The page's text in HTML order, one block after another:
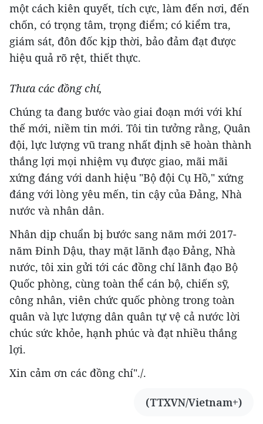
một cách kiên quyết, tích cực, làm đến nơi, đến
chốn, có trọng tâm, trọng điểm; có kiểm tra,
giám sát, đôn đốc kịp thời, bảo đảm đạt được
hiệu quả rõ rệt, thiết thực.
Thưa các đồng chí,
Chúng ta đang bước vào giai đoạn mới với khí
thế mới, niềm tin mới. Tôi tin tưởng rằng, Quân
đội, lực lượng vũ trang nhất định sẽ hoàn thành
thắng lợi mọi nhiệm vụ được giao, mãi mãi
xứng đáng với danh hiệu "Bộ đội Cụ Hồ," xứng
đáng với lòng yêu mến, tin cậy của Đảng, Nhà
nước và nhân dân.
Nhân dịp chuẩn bị bước sang năm mới 2017-
năm Đinh Dậu, thay mặt lãnh đạo Đảng, Nhà
nước, tôi xin gửi tới các đồng chí lãnh đạo Bộ
Quốc phòng, cùng toàn thể cán bộ, chiến sỹ,
công nhân, viên chức quốc phòng trong toàn
quân và lực lượng dân quân tự vệ cả nước lời
chúc sức khỏe, hạnh phúc và đạt nhiều thắng
lợi.
Xin cảm ơn các đồng chí"./.
(TTXVN/Vietnam+)